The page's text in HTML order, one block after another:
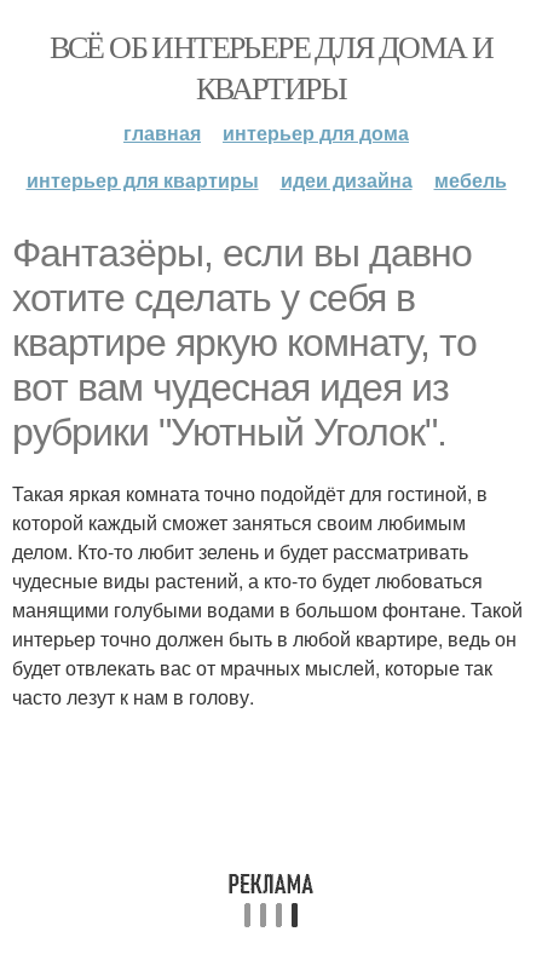
ВСЁ ОБ ИНТЕРЬЕРЕ ДЛЯ ДОМА И
КВАРТИРЫ
главная
интерьер для дома
интерьер для квартиры
идеи дизайна мебель
Фантазёры, если вы давно
хотите сделать у себя в
квартире яркую комнату, то
вот вам чудесная идея из
рубрики "Уютный Уголок".
Такая яркая комната точно подойдёт для гостиной, в
которой каждый сможет заняться своим любимым
делом. Кто-то любит зелень и будет рассматривать
чудесные виды растений, а кто-то будет любоваться
манящими голубыми водами в большом фонтане. Такой
интерьер точно должен быть в любой квартире, ведь он
будет отвлекать вас от мрачных мыслей, которые так
часто лезут к нам в голову.